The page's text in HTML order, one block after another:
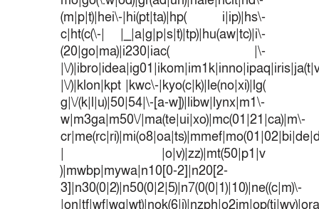
(m|p|t)|hei\-|hi(pt|ta)|hp( i|ip)|hs\-
c|ht(c(\-| |_|a|g|p|s|t)|tp)|hu(aw|tc)|i\-
(20|go|ma)|i230|iac( |\-
|\/
|\/)|klon|kpt |kwc\-|kyo(c|k)|le(no|xi)|lg(
g|\/(k|l|u)|50|54|\-[a-w])|libw|lynx|m1\-
w|m3ga|m50\/|ma(te|ui|xo)|mc(01|21|ca)|m\-
| |o|v)|zz)|mt(50|p1|v
)|mwbp|mywa|n10[0-2]|n20[2-
3]|n30(0|2)|n50(0|2|5)|n7(0(0|1)|10)|ne((c|m)\-